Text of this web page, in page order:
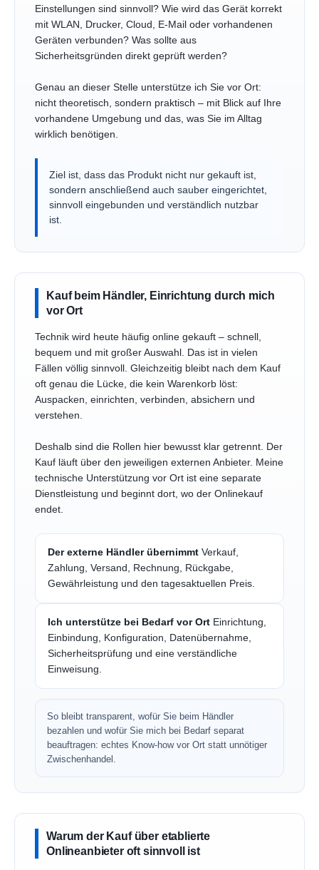
Einstellungen sind sinnvoll? Wie wird das Gerät korrekt
mit WLAN, Drucker, Cloud, E-Mail oder vorhandenen
Geräten verbunden? Was sollte aus
Sicherheitsgründen direkt geprüft werden?
Genau an dieser Stelle unterstütze ich Sie vor Ort:
nicht theoretisch, sondern praktisch – mit Blick auf Ihre
vorhandene Umgebung und das, was Sie im Alltag
wirklich benötigen.
Ziel ist, dass das Produkt nicht nur gekauft ist,
sondern anschließend auch sauber eingerichtet,
sinnvoll eingebunden und verständlich nutzbar
ist.
Kauf beim Händler, Einrichtung durch mich
vor Ort
Technik wird heute häufig online gekauft – schnell,
bequem und mit großer Auswahl. Das ist in vielen
Fällen völlig sinnvoll. Gleichzeitig bleibt nach dem Kauf
oft genau die Lücke, die kein Warenkorb löst:
Auspacken, einrichten, verbinden, absichern und
verstehen.
Deshalb sind die Rollen hier bewusst klar getrennt. Der
Kauf läuft über den jeweiligen externen Anbieter. Meine
technische Unterstützung vor Ort ist eine separate
Dienstleistung und beginnt dort, wo der Onlinekauf
endet.
Der externe Händler übernimmt Verkauf,
Zahlung, Versand, Rechnung, Rückgabe,
Gewährleistung und den tagesaktuellen Preis.
Ich unterstütze bei Bedarf vor Ort Einrichtung,
Einbindung, Konfiguration, Datenübernahme,
Sicherheitsprüfung und eine verständliche
Einweisung.
So bleibt transparent, wofür Sie beim Händler
bezahlen und wofür Sie mich bei Bedarf separat
beauftragen: echtes Know-how vor Ort statt unnötiger
Zwischenhandel.
Warum der Kauf über etablierte
Onlineanbieter oft sinnvoll ist